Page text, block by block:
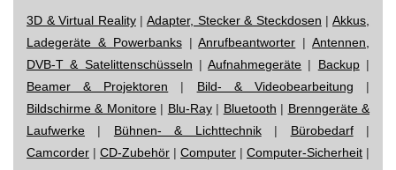
3D & Virtual Reality|Adapter, Stecker & Steckdosen |Akkus,
Ladegeräte & Powerbanks|Anrufbeantworter |Antennen,
DVB-T & Satelittenschüsseln |Aufnahmegeräte | Backup|
Beamer & Projektoren | Bild- & Videobearbeitung |
Bildschirme & Monitore| Blu-Ray| Bluetooth | Brenngeräte &
Laufwerke | Bühnen- & Lichttechnik| Bürobedarf|
Camcorder | CD-Zubehör | Computer | Computer-Sicherheit |